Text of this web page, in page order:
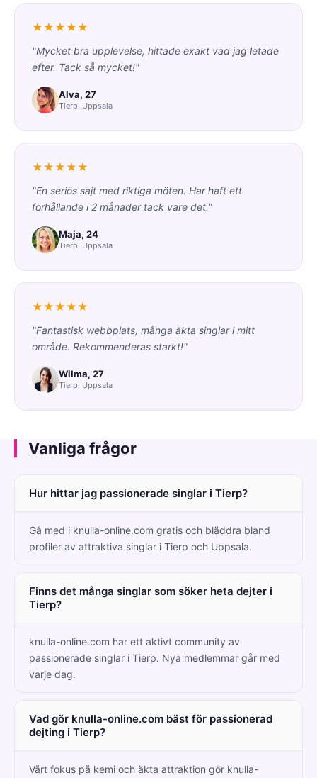
★★★★★
"Mycket bra upplevelse, hittade exakt vad jag letade
efter. Tack så mycket!"
Alva, 27
Tierp, Uppsala
★★★★★
"En seriös sajt med riktiga möten. Har haft ett
förhållande i 2 månader tack vare det."
Maja, 24
Tierp, Uppsala
★★★★★
"Fantastisk webbplats, många äkta singlar i mitt
område. Rekommenderas starkt!"
Wilma, 27
Tierp, Uppsala
Vanliga frågor
Hur hittar jag passionerade singlar i Tierp?
Gå med i knulla-online.com gratis och bläddra bland
profiler av attraktiva singlar i Tierp och Uppsala.
Finns det många singlar som söker heta dejter i
Tierp?
knulla-online.com har ett aktivt community av
passionerade singlar i Tierp. Nya medlemmar går med
varje dag.
Vad gör knulla-online.com bäst för passionerad
dejting i Tierp?
Vårt fokus på kemi och äkta attraktion gör knulla-